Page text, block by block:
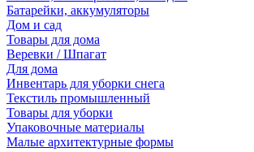
Батарейки, аккумуляторы
Дом и сад
Товары для дома
Веревки / Шпагат
Для дома
Инвентарь для уборки снега
Текстиль промышленный
Товары для уборки
Упаковочные материалы
Малые архитектурные формы